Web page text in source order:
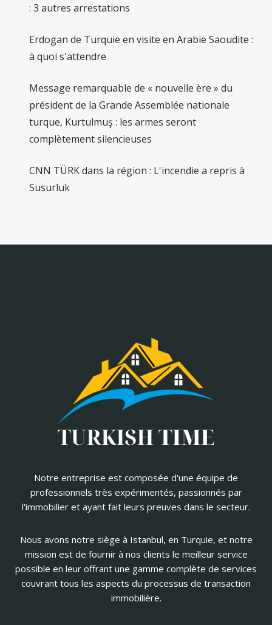
: 3 autres arrestations
Erdogan de Turquie en visite en Arabie Saoudite :
à quoi s'attendre
Message remarquable de « nouvelle ère » du
président de la Grande Assemblée nationale
turque, Kurtulmuş : les armes seront
complètement silencieuses
CNN TÜRK dans la région : L'incendie a repris à
Susurluk
Notre entreprise est composée d'une équipe de
professionnels très expérimentés, passionnés par
l'immobilier et ayant fait leurs preuves dans le secteur.
Nous avons notre siège à Istanbul, en Turquie, et notre
mission est de fournir à nos clients le meilleur service
possible en leur offrant une gamme complète de services
couvrant tous les aspects du processus de transaction
immobilière.